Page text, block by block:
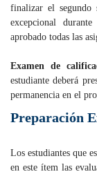
finalizar el segundo
excepcional
aprobado todas las
Examen de
estudiante deberá
permanencia en el
Preparación
Los estudiantes que
en este ítem las